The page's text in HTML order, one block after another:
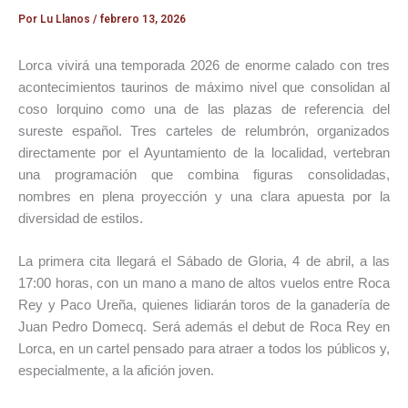
Por Lu Llanos / febrero 13, 2026
Lorca vivirá una temporada 2026 de enorme calado con tres
acontecimientos taurinos de máximo nivel que consolidan al
coso lorquino como una de las plazas de referencia del
sureste español. Tres carteles de relumbrón, organizados
directamente por el Ayuntamiento de la localidad, vertebran
una programación que combina figuras consolidadas,
nombres en plena proyección y una clara apuesta por la
diversidad de estilos.
La primera cita llegará el Sábado de Gloria, 4 de abril, a las
17:00 horas, con un mano a mano de altos vuelos entre Roca
Rey y Paco Ureña, quienes lidiarán toros de la ganadería de
Juan Pedro Domecq. Será además el debut de Roca Rey en
Lorca, en un cartel pensado para atraer a todos los públicos y,
especialmente, a la afición joven.